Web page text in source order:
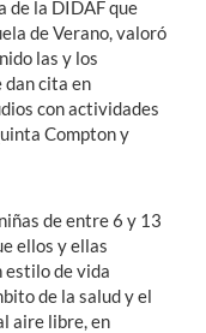
de la DIDAF que
de Verano, valoró
las y los
dan cita en
con actividades
Compton y
de entre 6 y 13
ellos y ellas
estilo de vida
de la salud y el
aire libre, en